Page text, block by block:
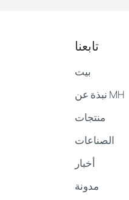
تابعنا
بيت
نبذة عن MH
منتجات
الصناعات
أخبار
مدونة